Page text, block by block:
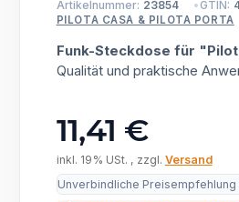
Artikelnummer: 23854 GTIN:
PILOTA CASA & PILOTA PORTA
Funk-Steckdose für
Qualität und praktische
11,41 €
inkl. 19% USt. , zzgl. Versand
Unverbindliche